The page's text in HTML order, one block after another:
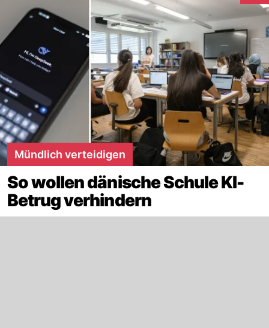
Mündlich verteidigen
So wollen dänische Schule KI-
Betrug verhindern